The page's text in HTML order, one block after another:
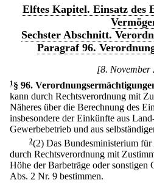
Elftes Kapitel. Einsatz des
Sechster Abschnitt.
Paragraf 96.
[8. November
1 § 96.
kann durch Rechtsverordnung mit
Näheres über die Berechnung des
insbesondere der Einkünfte aus
Gewerbebetrieb und aus
2(2) Das Bundesministerium
durch Rechtsverordnung mit
Höhe der Barbeträge oder sonstigen
Abs. 2 Nr. 9 bestimmen.